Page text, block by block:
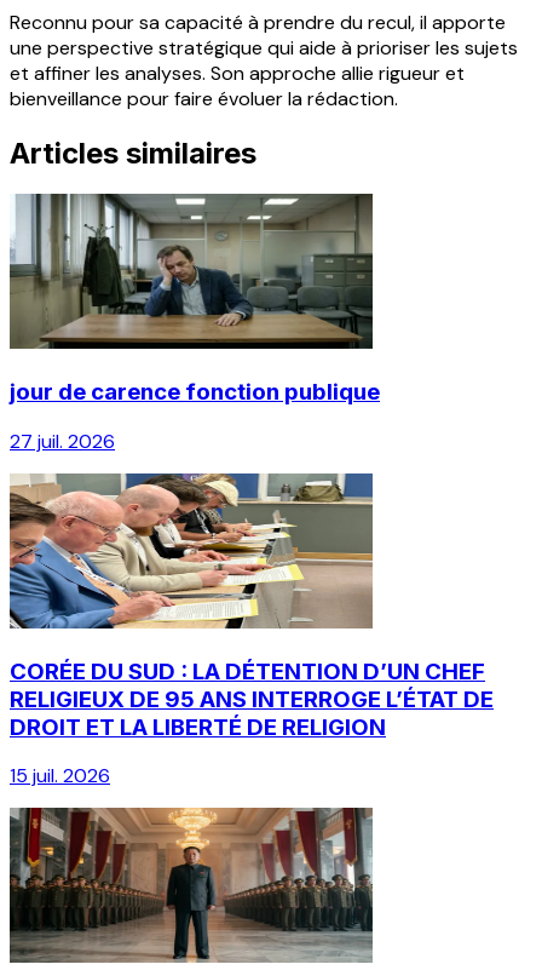
Reconnu pour sa capacité à prendre du recul, il apporte
une perspective stratégique qui aide à prioriser les sujets
et affiner les analyses. Son approche allie rigueur et
bienveillance pour faire évoluer la rédaction.
Articles similaires
jour de carence fonction publique
27 juil. 2026
CORÉE DU SUD : LA DÉTENTION D’UN CHEF
RELIGIEUX DE 95 ANS INTERROGE L’ÉTAT DE
DROIT ET LA LIBERTÉ DE RELIGION
15 juil. 2026